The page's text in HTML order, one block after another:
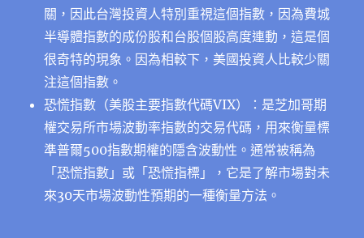
關，因此台灣投資人特別重視這個指數，因為費城
半導體指數的成份股和台股個股高度連動，這是個
很奇特的現象。因為相較下，美國投資人比較少關
注這個指數。
恐慌指數（美股主要指數代碼VIX）：是芝加哥期
權交易所市場波動率指數的交易代碼，用來衡量標
準普爾500指數期權的隱含波動性。通常被稱為
「恐慌指數」或「恐慌指標」，它是了解市場對未
來30天市場波動性預期的一種衡量方法。